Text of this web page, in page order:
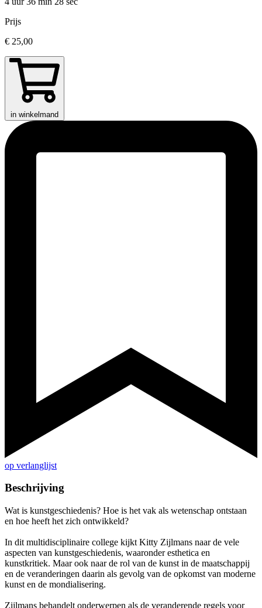
Prijs
€ 25,00
in winkelmand
op verlanglijst
Beschrijving
Wat is kunstgeschiedenis? Hoe is het vak als wetenschap ontstaan
en hoe heeft het zich ontwikkeld?
In dit multidisciplinaire college kijkt Kitty Zijlmans naar de vele
aspecten van kunstgeschiedenis, waaronder esthetica en
kunstkritiek. Maar ook naar de rol van de kunst in de maatschappij
en de veranderingen daarin als gevolg van de opkomst van moderne
kunst en de mondialisering.
Zijlmans behandelt onderwerpen als de veranderende regels voor